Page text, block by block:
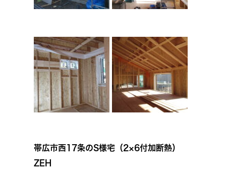
帯広市西17条のS様宅（2×6付加断熱）
ZEH